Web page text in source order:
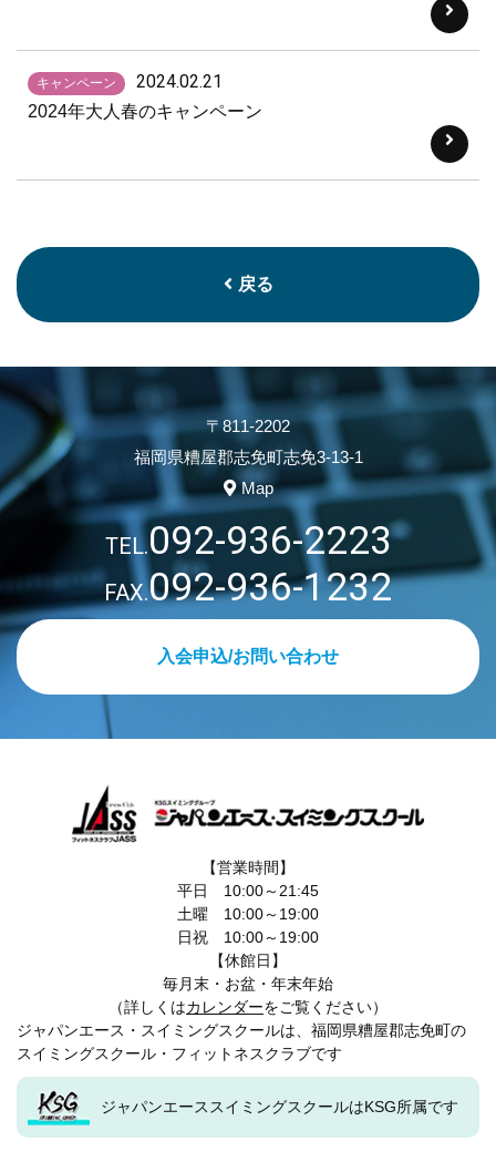
キャンペーン 2024.02.21
2024年大人春のキャンペーン
戻る
〒811-2202
福岡県糟屋郡志免町志免3-13-1
Map
TEL.092-936-2223
FAX.092-936-1232
入会申込/お問い合わせ
【営業時間】
平日 10:00～21:45
土曜 10:00～19:00
日祝 10:00～19:00
【休館日】
毎月末・お盆・年末年始
（詳しくはカレンダーをご覧ください）
ジャパンエース・スイミングスクールは、福岡県糟屋郡志免町の
スイミングスクール・フィットネスクラブです
ジャパンエーススイミングスクールはKSG所属です